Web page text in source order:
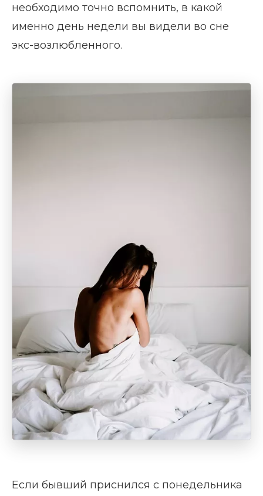
необходимо точно вспомнить, в какой
именно день недели вы видели во сне
экс-возлюбленного.
Если бывший приснился с понедельника